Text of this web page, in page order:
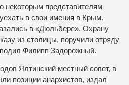
некоторым представителям
в свои имения в Крым.
в «Дюльбере». Охрану
из столицы, поручили отряду
Филипп Задорожный.
Ялтинский местный совет, в
позиции анархистов, издал